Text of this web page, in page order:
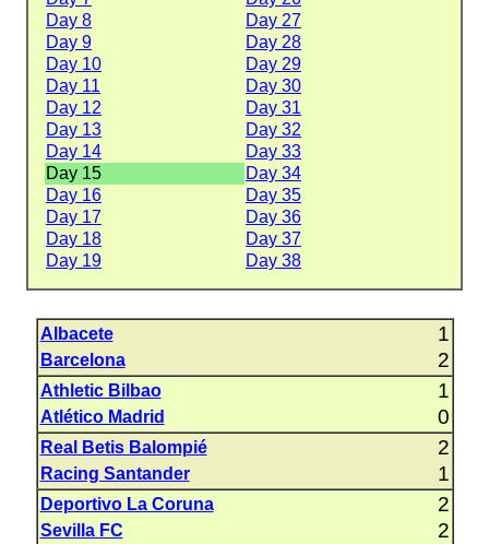
Day 8
Day 27
Day 9
Day 28
Day 10
Day 29
Day 11
Day 30
Day 12
Day 31
Day 13
Day 32
Day 14
Day 33
Day 15
Day 34
Day 16
Day 35
Day 17
Day 36
Day 18
Day 37
Day 19
Day 38
Albacete 1
Barcelona 2
Athletic Bilbao 1
Atlético Madrid 0
Real Betis Balompié 2
Racing Santander 1
Deportivo La Coruna 2
Sevilla FC 2